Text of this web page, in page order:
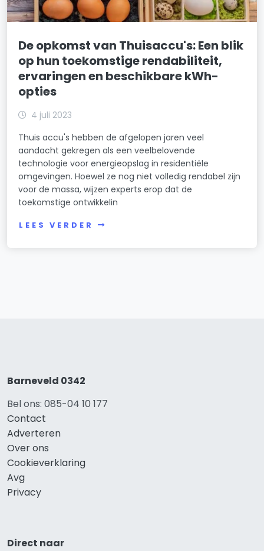
De opkomst van Thuisaccu's: Een blik
op hun toekomstige rendabiliteit,
ervaringen en beschikbare kWh-
opties
4 juli 2023
Thuis accu's hebben de afgelopen jaren veel
aandacht gekregen als een veelbelovende
technologie voor energieopslag in residentiële
omgevingen. Hoewel ze nog niet volledig rendabel zijn
voor de massa, wijzen experts erop dat de
toekomstige ontwikkelin
LEES VERDER
Barneveld 0342
Bel ons: 085-04 10 177
Contact
Adverteren
Over ons
Cookieverklaring
Avg
Privacy
Direct naar